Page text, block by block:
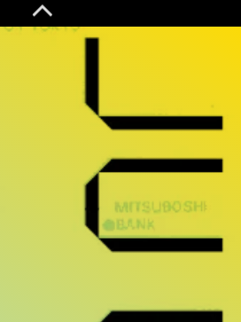
2012-11-30|イラストレーターの練習